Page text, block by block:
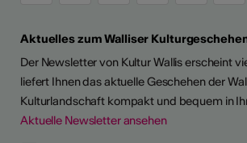
Aktuelles zum Walliser
Der Newsletter von Kultur Wallis erscheint
liefert Ihnen das aktuelle Geschehen der
Kulturlandschaft kompakt und bequem in
Aktuelle Newsletter ansehen